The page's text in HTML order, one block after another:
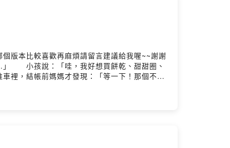
克布雷尼新功能介紹原文作者： Sam
塘溜冰，結果發現凍結在冰上的鴨子小班，
：精裝 / 21 x 14.8 x 1.5 cm / 普通級 / 全彩印
田由佳圖畫書：包姆與凱羅系列（全４冊）作
版本比較喜歡再麻煩請留言建議給我喔~~謝謝
小孩說：「哇，我好想買餅乾、甜甜圈、
，結帳前媽媽才發現：「等一下！那個不能
親子雙方互相站在對方的立場，從用途、價